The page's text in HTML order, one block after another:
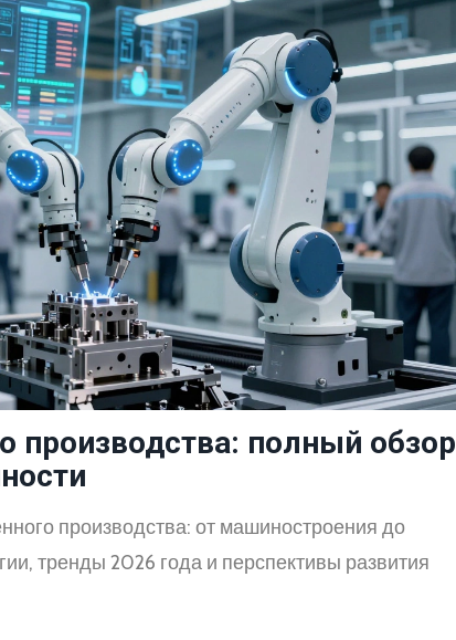
производства: полный обзор
производства: от машиностроения до
тренды 2026 года и перспективы развития